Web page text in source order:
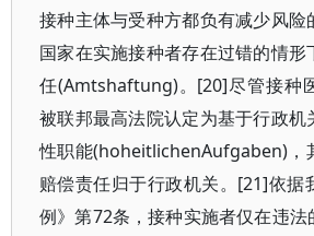
接种主体与受种方都负有减少风险
国家在实施接种者存在过错的情形
任(Amtshaftung)。[20]尽管接种
被联邦最高法院认定为基于行政机
性职能(hoheitlichenAufgaben)，
赔偿责任归于行政机关。[21]依据
例》第72条，接种实施者仅在违